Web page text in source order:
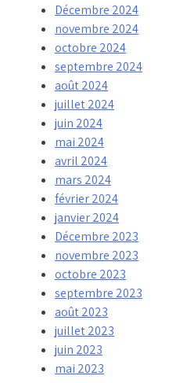
Décembre 2024
novembre 2024
octobre 2024
septembre 2024
août 2024
juillet 2024
juin 2024
mai 2024
avril 2024
mars 2024
février 2024
janvier 2024
Décembre 2023
novembre 2023
octobre 2023
septembre 2023
août 2023
juillet 2023
juin 2023
mai 2023